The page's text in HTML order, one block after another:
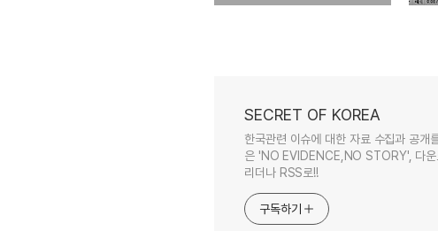
SECRET OF KOREA
한국관련 이슈에 대한 자료 수집과 공개
은 'NO EVIDENCE,NO STORY',
리더나 RSS로!!
구독하기